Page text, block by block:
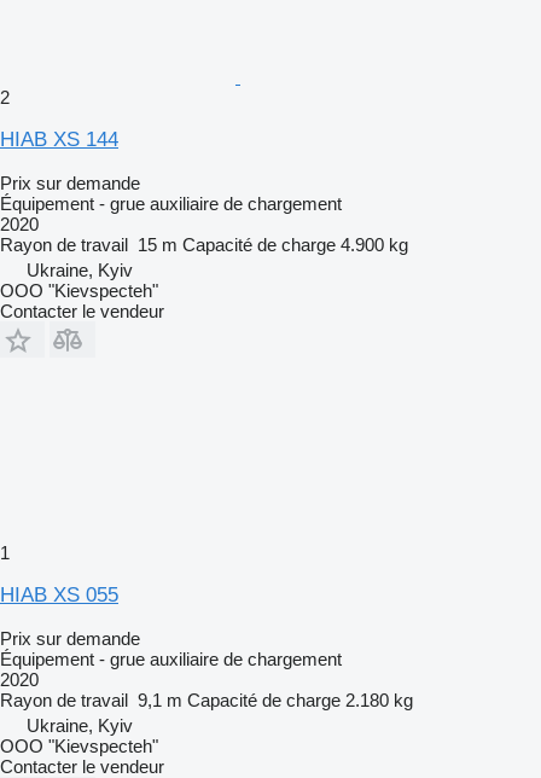
2
HIAB XS 144
Prix sur demande
Équipement - grue auxiliaire de chargement
2020
Rayon de travail 15 m Capacité de charge 4.900 kg
Ukraine, Kyiv
OOO "Kievspecteh"
Contacter le vendeur
1
HIAB XS 055
Prix sur demande
Équipement - grue auxiliaire de chargement
2020
Rayon de travail 9,1 m Capacité de charge 2.180 kg
Ukraine, Kyiv
OOO "Kievspecteh"
Contacter le vendeur